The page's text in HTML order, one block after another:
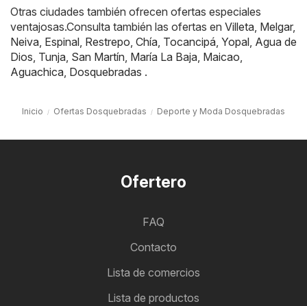
Otras ciudades también ofrecen ofertas especiales
ventajosas.Consulta también las ofertas en Villeta, Melgar,
Neiva, Espinal, Restrepo, Chía, Tocancipá, Yopal, Agua de
Dios, Tunja, San Martín, María La Baja, Maicao,
Aguachica, Dosquebradas .
Inicio Ofertas Dosquebradas Deporte y Moda Dosquebradas
Ofertero
FAQ
Contacto
Lista de comercios
Lista de productos